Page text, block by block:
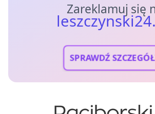
Zareklamuj się
SPRAWDŹ